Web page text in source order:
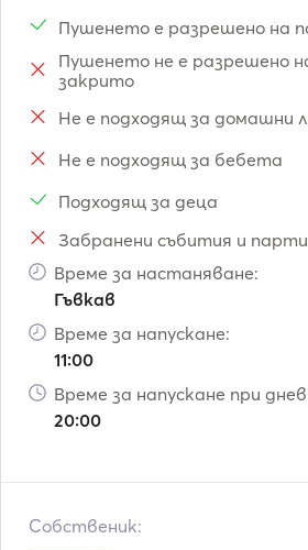
Generators:		1 Kohler 17,5 KW + 1 Onan 9 KW
Fuel Consumption:	250 liters/hrs (engines)  +  96
                                  liters/day (generators)
Fuel capacity:		3.400 liters
Cruise speed:		23,0 knots
Top speed:		33,0 knots
Cabins:			3 (Master + VIP + twin)
Crew:			3 (sleep in separate crew quarters)
Air-condition:		All indoor areas.
Entertainment:	WiFi 3G/4G, TV 32'' wide screen,
                                 TV 23'' and stereo in all cabins
Пушенето е разрешено на
Пушенето не е разрешено
закрито
Не е подходящ за домашни
Не е подходящ за бебета
Подходящ за деца
Забранени събития и
Време за настаняване:
Гъвкав
Време за напускане:
11:00
Време за напускане при
20:00
Собственик: